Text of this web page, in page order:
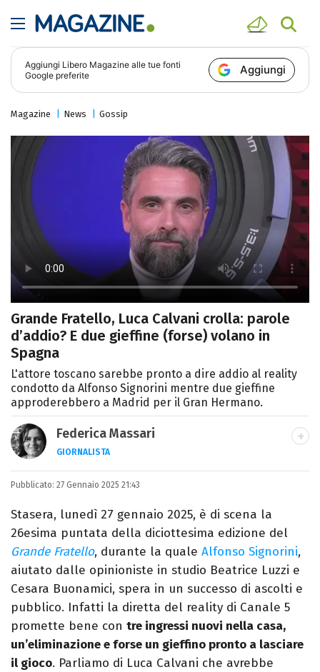
Aggiungi Libero Magazine alle tue fonti
Google preferite
Aggiungi
Magazine News Gossip
Grande Fratello, Luca Calvani crolla: parole
d’addio? E due gieffine (forse) volano in
Spagna
L'attore toscano sarebbe pronto a dire addio al reality
condotto da Alfonso Signorini mentre due gieffine
approderebbero a Madrid per il Gran Hermano.
Federica Massari
GIORNALISTA
LINKEDIN
INSTAGRAM FACEBOOK
Giornalista nata nella città di Parthenope,
si definisce "madriletana". Da anni scrive
(per un numero imprecisato di testate) di
spettacoli e musica, TV e calcio.
Pubblicato: 27 Gennaio 2025 21:43
Stasera, lunedì 27 gennaio 2025, è di scena la
26esima puntata della diciottesima edizione del
Grande Fratello, durante la quale Alfonso Signorini,
aiutato dalle opinioniste in studio Beatrice Luzzi e
Cesara Buonamici, spera in un successo di ascolti e
pubblico. Infatti la diretta del reality di Canale 5
promette bene con tre ingressi nuovi nella casa,
un’eliminazione e forse un gieffino pronto a lasciare
il gioco. Parliamo di Luca Calvani che avrebbe